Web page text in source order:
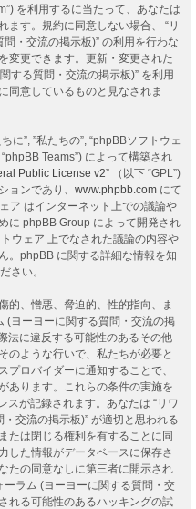
を利用するに当たって、あなたは
ます。規約に同意しない場合、 “リ
・交流の掲示板)” の利用を行わな
変更できます。更新・変更された
する質問・交流の掲示板)” を利用
同意しているものと見なされま
に”, ”私たちの”, “phpBBソフトウェ
Teams”) によって構築され
Public License v2” （以下 “GPL”)
ョンであり、 www.phpbb.com にて
ア はインターネット上での議論や
に phpBB Group によって開発され
ウェア 上でなされた議論の内容や
。phpBB に関する詳細な情報を知
さい。
的、憎悪、脅迫的、性的指向、ま
(ヨーヨーに関する質問・交流の掲
法に違反する可能性のあるその他
のような行いで、私たちが必要と
プロバイダーに通知することで、
あります。これらの条件の実施を
スが記録されます。あなたは “リワ
交流の掲示板)” が適切と思われる
たは閉じる権利を有することに同
した情報がデータベースに保存さ
たの同意なしに第三者に開示され
ーラム (ヨーヨーに関する質問・交
れる可能性のあるハッキングの試